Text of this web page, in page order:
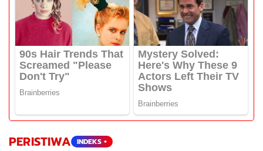
PERISTIWA INDEKS +